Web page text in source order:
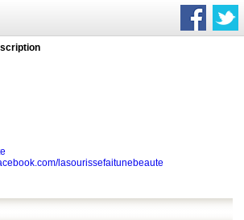
lasourissefaitunebeaute